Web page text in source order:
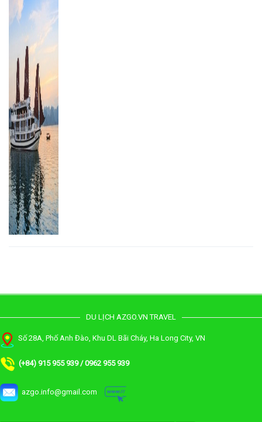
DU LỊCH AZGO.VN TRAVEL
Số 28A, Phố Anh Đào, Khu DL Bãi Cháy, Ha Long City, VN
(+84) 915 955 939 / 0962 955 939
azgo.info@gmail.com